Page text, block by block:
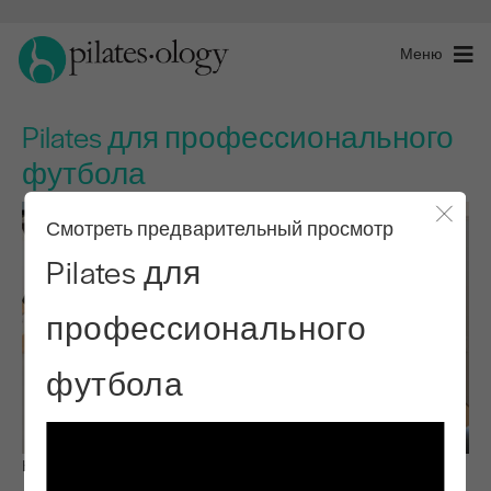
Меню
Pilates для профессионального
футбола
Смотреть предварительный просмотр
Pilates для
профессионального
футбола
Наблюдай и учись